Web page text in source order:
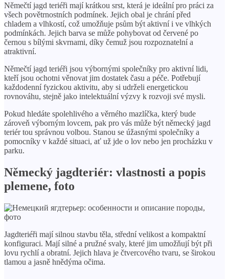
Němečtí jagd teriéři mají krátkou srst, která je ideální pro práci za
všech povětrnostních podmínek. Jejich obal je chrání před
chladem a vlhkostí, což umožňuje psům být aktivní i ve vlhkých
podmínkách. Jejich barva se může pohybovat od červené po
černou s bílými skvrnami, díky čemuž jsou rozpoznatelní a
atraktivní.
Němečtí jagd teriéři jsou výbornými společníky pro aktivní lidi,
kteří jsou ochotni věnovat jim dostatek času a péče. Potřebují
každodenní fyzickou aktivitu, aby si udrželi energetickou
rovnováhu, stejně jako intelektuální výzvy k rozvoji své mysli.
Pokud hledáte spolehlivého a věrného mazlíčka, který bude
zároveň výborným lovcem, pak pro vás může být německý jagd
teriér tou správnou volbou. Stanou se úžasnými společníky a
pomocníky v každé situaci, ať už jde o lov nebo jen procházku v
parku.
Německý jagdteriér: vlastnosti a popis
plemene, foto
Jagdteriéři mají silnou stavbu těla, střední velikost a kompaktní
konfiguraci. Mají silné a pružné svaly, které jim umožňují být při
lovu rychlí a obratní. Jejich hlava je čtvercového tvaru, se širokou
tlamou a jasně hnědýma očima.